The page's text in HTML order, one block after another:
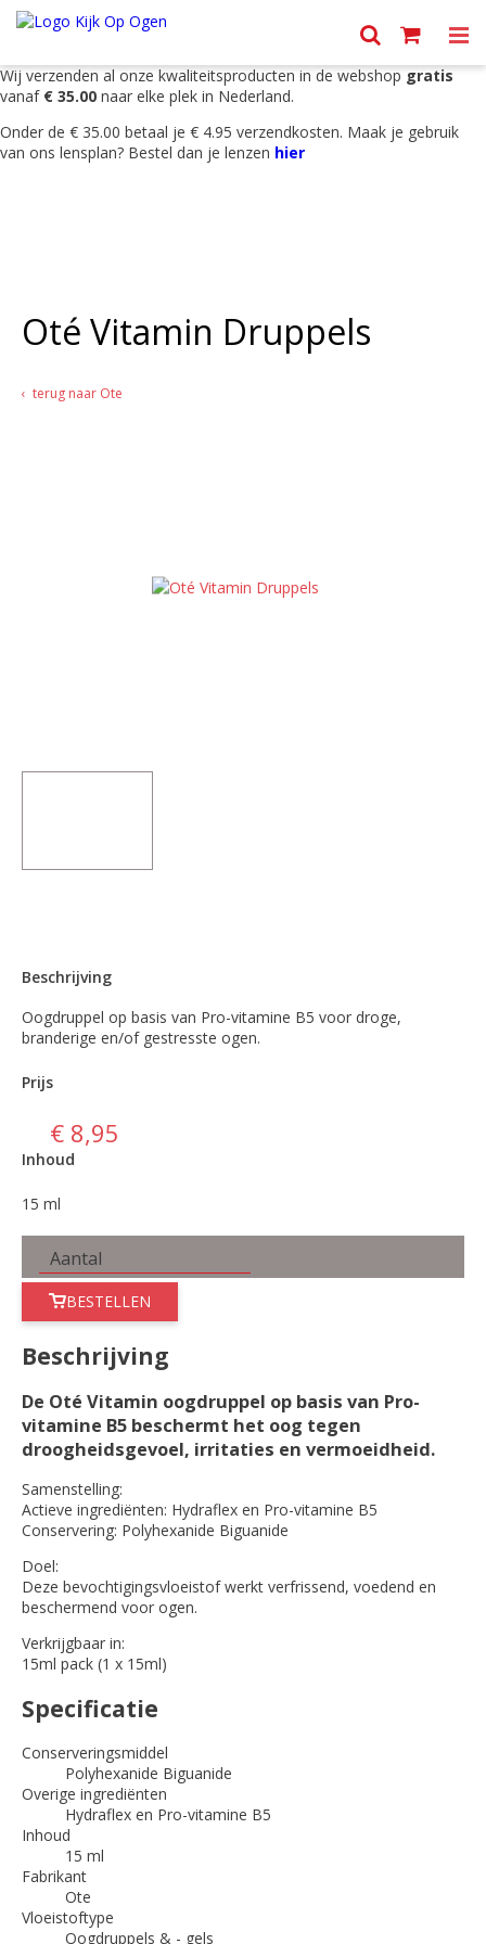
Wij verzenden al onze kwaliteitsproducten in de webshop gratis
vanaf € 35.00 naar elke plek in Nederland.
Onder de € 35.00 betaal je € 4.95 verzendkosten. Maak je gebruik
van ons lensplan? Bestel dan je lenzen hier
Oté Vitamin Druppels
terug naar Ote
Beschrijving
Oogdruppel op basis van Pro-vitamine B5 voor droge,
branderige en/of gestresste ogen.
Prijs
€ 8,95
Inhoud
15 ml
BESTELLEN
Beschrijving
De Oté Vitamin oogdruppel op basis van Pro-
vitamine B5 beschermt het oog tegen
droogheidsgevoel, irritaties en vermoeidheid.
Samenstelling:
Actieve ingrediënten: Hydraflex en Pro-vitamine B5
Conservering: Polyhexanide Biguanide
Doel:
Deze bevochtigingsvloeistof werkt verfrissend, voedend en
beschermend voor ogen.
Verkrijgbaar in:
15ml pack (1 x 15ml)
Specificatie
Conserveringsmiddel
Polyhexanide Biguanide
Overige ingrediënten
Hydraflex en Pro-vitamine B5
Inhoud
15 ml
Fabrikant
Ote
Vloeistoftype
Oogdruppels & - gels